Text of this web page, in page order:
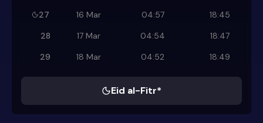
27
16 Mar 04:57
18:45
28
17 Mar 04:54
18:47
29
18 Mar 04:52 18:49
Eid al-Fitr*